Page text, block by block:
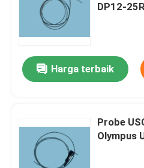
Kontrol Kualitas
Permintaan Penawaran
endoskopi medis
Ruang Lingkup Fleksibel
DP12-
Harga terbaik
Probe
Olympus